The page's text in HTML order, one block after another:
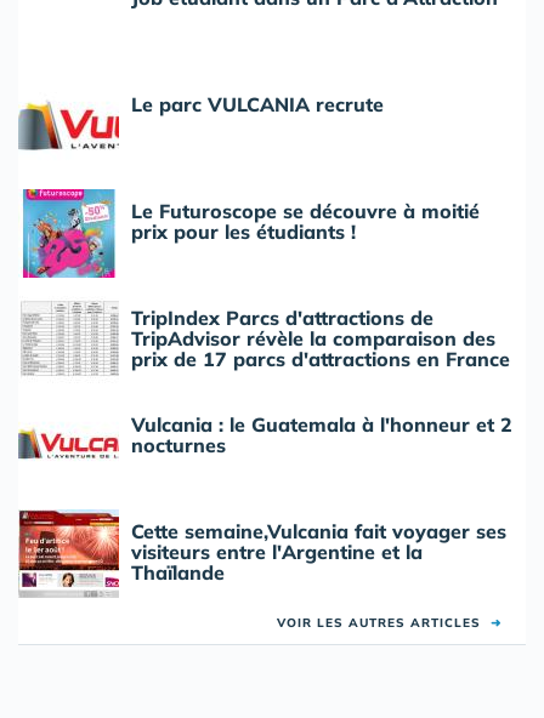
Le parc VULCANIA recrute
Le Futuroscope se découvre à moitié
prix pour les étudiants !
TripIndex Parcs d'attractions de
TripAdvisor révèle la comparaison des
prix de 17 parcs d'attractions en France
Vulcania : le Guatemala à l'honneur et 2
nocturnes
Cette semaine,Vulcania fait voyager ses
visiteurs entre l'Argentine et la
Thaïlande
VOIR LES AUTRES ARTICLES ➜